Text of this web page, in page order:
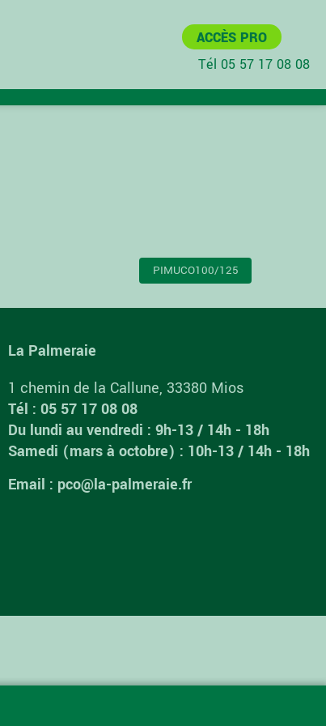
ACCÈS PRO
Tél 05 57 17 08 08
PIMUCO100/125
La Palmeraie
1 chemin de la Callune, 33380 Mios
Tél : 05 57 17 08 08
Du lundi au vendredi : 9h-13 / 14h - 18h
Samedi (mars à octobre) : 10h-13 / 14h - 18h
Email : pco@la-palmeraie.fr